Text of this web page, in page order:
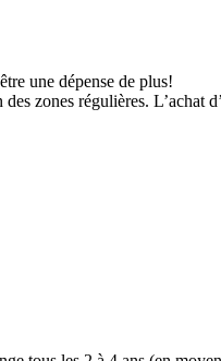
une dépense de plus!
zones régulières. L’achat